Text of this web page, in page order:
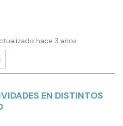
hace 3 años
EN DISTINTOS